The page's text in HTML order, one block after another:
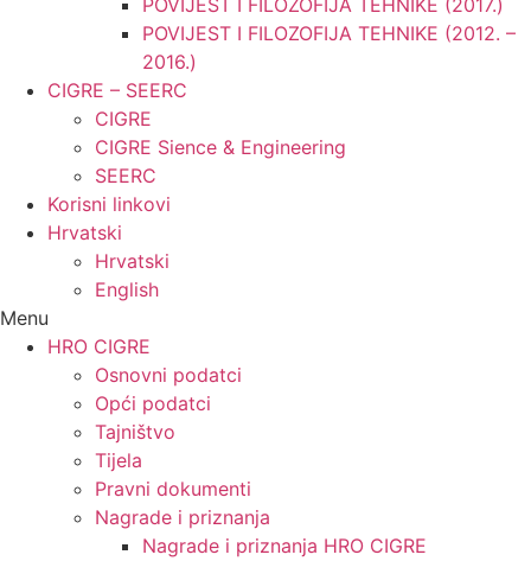
POVIJEST I FILOZOFIJA TEHNIKE (2017.)
POVIJEST I FILOZOFIJA TEHNIKE (2012. –
2016.)
CIGRE – SEERC
CIGRE
CIGRE Sience & Engineering
SEERC
Korisni linkovi
Hrvatski
Hrvatski
English
Menu
HRO CIGRE
Osnovni podatci​
Opći podatci
Tajništvo
Tijela
Pravni dokumenti
Nagrade i priznanja
Nagrade i priznanja HRO CIGRE